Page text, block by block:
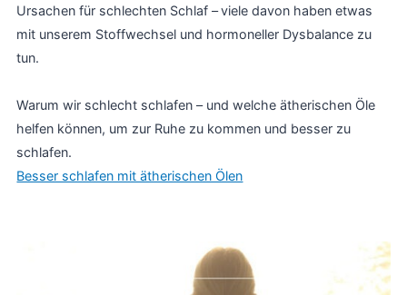
Ursachen für schlechten Schlaf –viele davon haben etwas
mit unserem Stoffwechsel und hormoneller Dysbalance zu
tun.
Warum wir schlecht schlafen – und welche ätherischen Öle
helfen können, um zur Ruhe zu kommen und besser zu
schlafen.
Besser schlafen mit ätherischen Ölen